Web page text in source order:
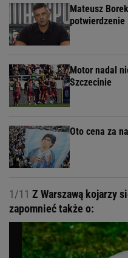
Mateusz
potwierdzenie
Motor nadal
Szczecinie
Oto cena za
1/11 Z Warszawą kojarzy
zapomnieć także o: